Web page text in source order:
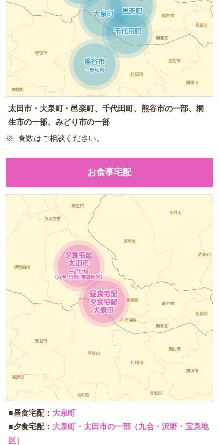
太田市・大泉町・邑楽町、千代田町、熊谷市の一部、桐
生市の一部、みどり市の一部
食数はご相談ください。
お食事宅配
■昼食宅配： 大泉町
■夕食宅配： 大泉町・太田市の一部（九合・沢野・宝泉地
区）